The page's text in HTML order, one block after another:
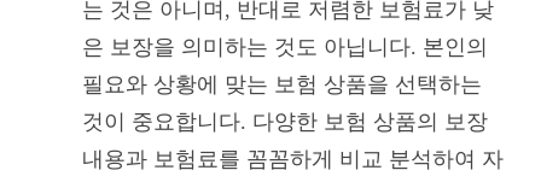
는 것은 아니며, 반대로 저렴한 보험료가 낮
은 보장을 의미하는 것도 아닙니다. 본인의
필요와 상황에 맞는 보험 상품을 선택하는
것이 중요합니다. 다양한 보험 상품의 보장
내용과 보험료를 꼼꼼하게 비교 분석하여 자